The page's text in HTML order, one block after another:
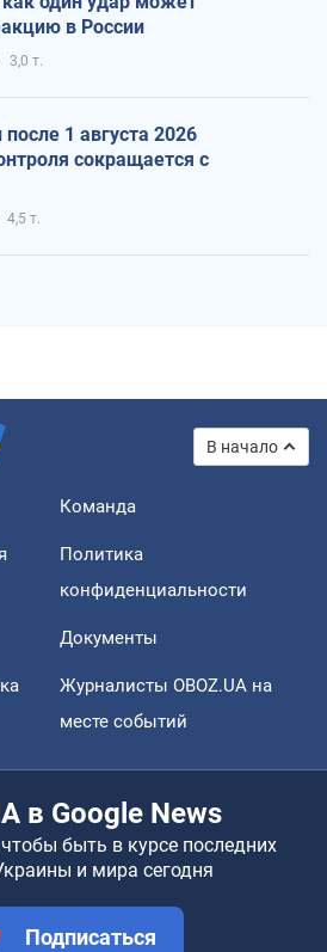
в России
3,0 т.
1 августа 2026
сокращается с
4,5 т.
В начало
Команда
Политика
конфиденциальности
Документы
Журналисты OBOZ.UA на
месте событий
в Google News
быть в курсе последних
и мира сегодня
Подписаться